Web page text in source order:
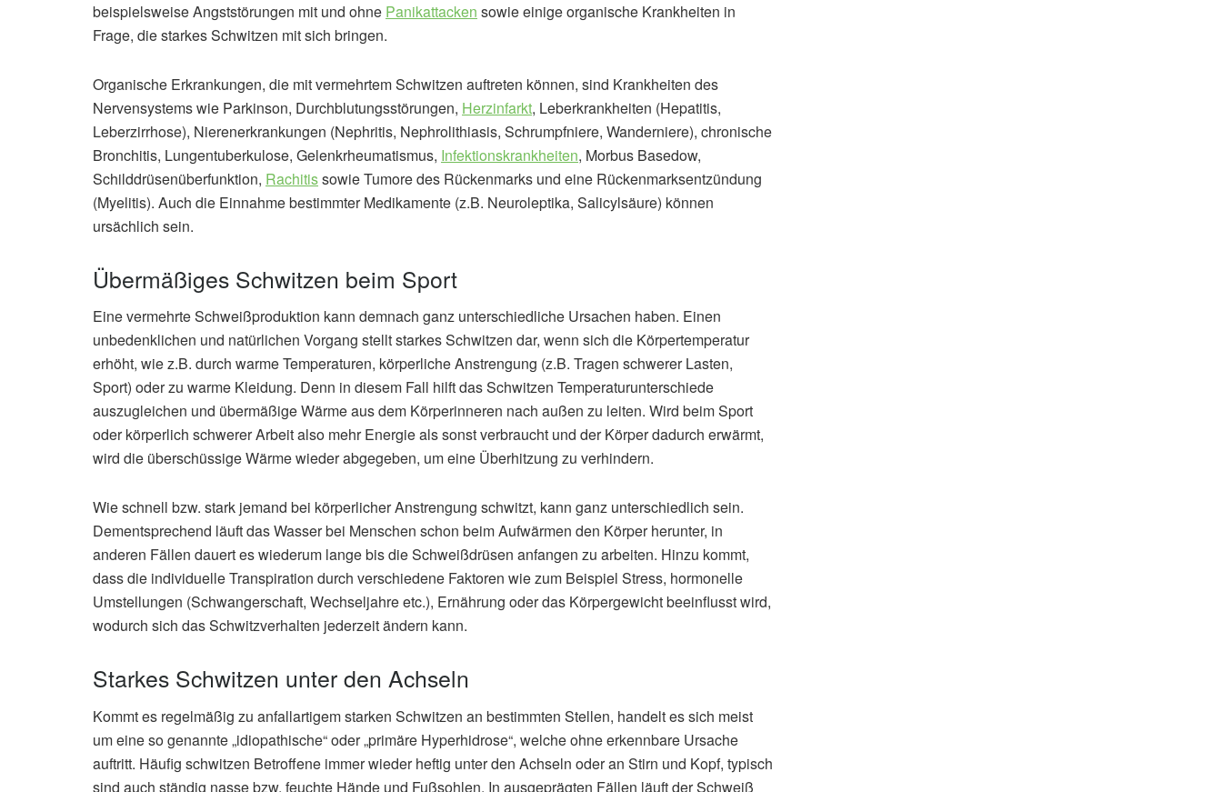
beispielsweise Angststörungen mit und ohne Panikattacken sowie einige organische Krankheiten in
Frage, die starkes Schwitzen mit sich bringen.
Organische Erkrankungen, die mit vermehrtem Schwitzen auftreten können, sind Krankheiten des
Nervensystems wie Parkinson, Durchblutungsstörungen, Herzinfarkt, Leberkrankheiten (Hepatitis,
Leberzirrhose), Nierenerkrankungen (Nephritis, Nephrolithiasis, Schrumpfniere, Wanderniere), chronische
Bronchitis, Lungentuberkulose, Gelenkrheumatismus, Infektionskrankheiten, Morbus Basedow,
Schilddrüsenüberfunktion, Rachitissowie Tumore des Rückenmarks und eine Rückenmarksentzündung
(Myelitis). Auch die Einnahme bestimmter Medikamente (z.B. Neuroleptika, Salicylsäure) können
ursächlich sein.
Übermäßiges Schwitzen beim Sport
Eine vermehrte Schweißproduktion kann demnach ganz unterschiedliche Ursachen haben. Einen
unbedenklichen und natürlichen Vorgang stellt starkes Schwitzen dar, wenn sich die Körpertemperatur
erhöht, wie z.B. durch warme Temperaturen, körperliche Anstrengung (z.B. Tragen schwerer Lasten,
Sport) oder zu warme Kleidung. Denn in diesem Fall hilft das Schwitzen Temperaturunterschiede
auszugleichen und übermäßige Wärme aus dem Körperinneren nach außen zu leiten. Wird beim Sport
oder körperlich schwerer Arbeit also mehr Energie als sonst verbraucht und der Körper dadurch erwärmt,
wird die überschüssige Wärme wieder abgegeben, um eine Überhitzung zu verhindern.
Wie schnell bzw. stark jemand bei körperlicher Anstrengung schwitzt, kann ganz unterschiedlich sein.
Dementsprechend läuft das Wasser bei Menschen schon beim Aufwärmen den Körper herunter, in
anderen Fällen dauert es wiederum lange bis die Schweißdrüsen anfangen zu arbeiten. Hinzu kommt,
dass die individuelle Transpiration durch verschiedene Faktoren wie zum Beispiel Stress, hormonelle
Umstellungen (Schwangerschaft, Wechseljahre etc.), Ernährung oder das Körpergewicht beeinflusst wird,
wodurch sich das Schwitzverhalten jederzeit ändern kann.
Starkes Schwitzen unter den Achseln
Kommt es regelmäßig zu anfallartigem starken Schwitzen an bestimmten Stellen, handelt es sich meist
um eine so genannte „idiopathische“ oder „primäre Hyperhidrose“, welche ohne erkennbare Ursache
auftritt. Häufig schwitzen Betroffene immer wieder heftig unter den Achseln oder an Stirn und Kopf, typisch
sind auch ständig nasse bzw. feuchte Hände und Fußsohlen. In ausgeprägten Fällen läuft der Schweiß